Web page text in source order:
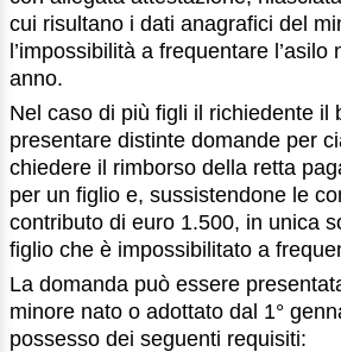
cui risultano i dati anagrafici del
l’impossibilità a frequentare l’asilo
anno.
Nel caso di più figli il richiedente il
presentare distinte domande per
chiedere il rimborso della retta
per un figlio e, sussistendone le
contributo di euro 1.500, in unica
figlio che è impossibilitato a
La domanda può essere
minore nato o adottato dal 1°
possesso dei seguenti requisiti: